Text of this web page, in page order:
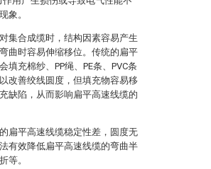
象。
集合成缆时，结构因素容易产生
曲时容易伸缩移位。传统的扁平
填充棉纱、PP绳、PE条、PVC条
改善绞线圆度，但填充物容易移
缺陷，从而影响扁平高速线缆的
扁平高速线缆稳定性差，圆度无
有效降低扁平高速线缆的弯曲半
等。